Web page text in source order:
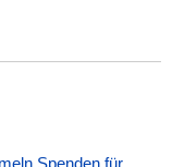
Spenden für